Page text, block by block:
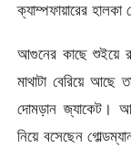
ক্যাম্পফায়ারের হালকা
আগুনের কাছে শুইয়ে
মাথাটা বেরিয়ে আছে
দোমড়ান জ্যাকেট।
নিয়ে বসেছেন